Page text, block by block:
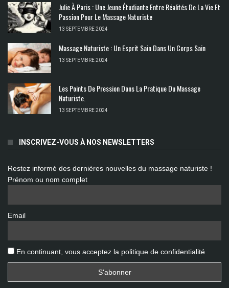
Julie À Paris : Une Jeune Étudiante Entre Réalités De La Vie Et
Passion Pour Le Massage Naturiste
13 SEPTEMBRE 2024
Massage Naturiste : Un Esprit Sain Dans Un Corps Sain
13 SEPTEMBRE 2024
Les Points De Pression Dans La Pratique Du Massage
Naturiste.
13 SEPTEMBRE 2024
INSCRIVEZ-VOUS À NOS NEWSLETTERS
Restez informé des dernières nouvelles du massage naturiste !
Prénom ou nom complet
Email
En continuant, vous acceptez la politique de confidentialité